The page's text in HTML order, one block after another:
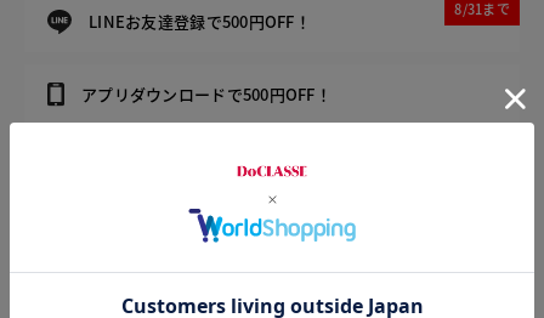
LINEお友達登録で500円OFF！
8/31まで
アプリダウンロードで500円OFF！
カタログ無料プレゼント
特集一覧